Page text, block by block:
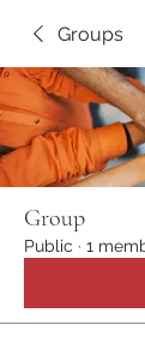
Groups
Group
Public · 1